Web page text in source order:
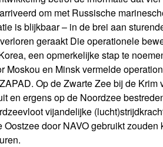
om met Russische
is blijkbaar – in de brei aan
geraakt Die operationele
een opmerkelijke stap te
Moskou en Minsk vermelde
Op de Zwarte Zee bij de
en ergens op de Noordzee
vijandelijke
door NAVO gebruikt